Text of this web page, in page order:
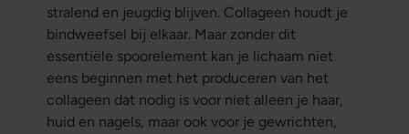
stralend en jeugdig blijven. Collageen houdt je
bindweefsel bij elkaar. Maar zonder dit
essentiële spoorelement kan je lichaam niet
eens beginnen met het produceren van het
collageen dat nodig is voor niet alleen je haar,
huid en nagels, maar ook voor je gewrichten,